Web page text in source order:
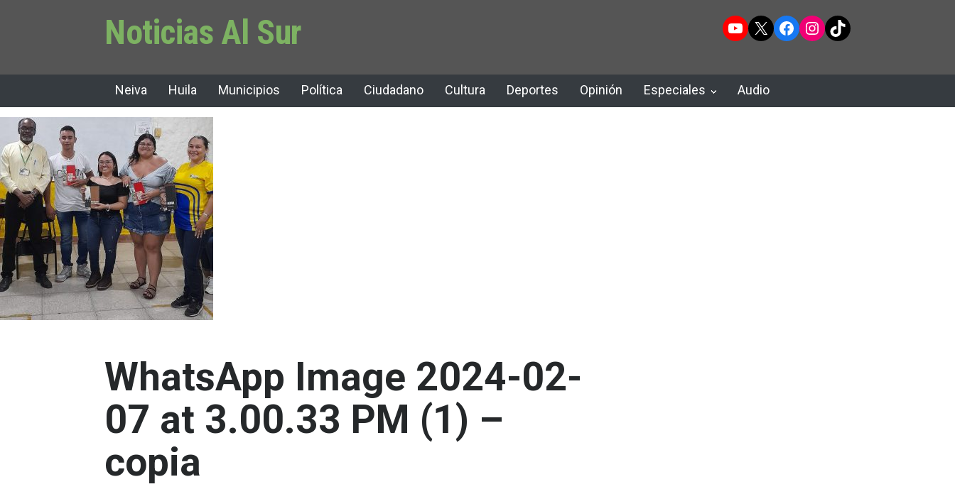
Noticias Al Sur YouTube
X Facebook
Instagram
TikTok
Neiva Huila Municipios Política Ciudadano Cultura Deportes Opinión Especiales Audio
WhatsApp Image 2024-02-
07 at 3.00.33 PM (1) –
copia